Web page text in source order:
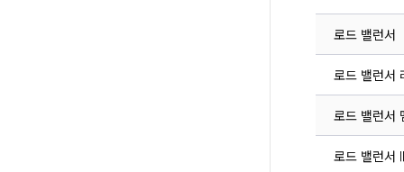
로드 밸런서
로드 밸런서
로드 밸런서
로드 밸런서